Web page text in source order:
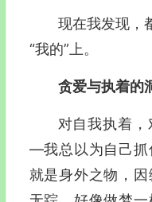
现在我发现，
“我的”上。
贪爱与执着的
对自我执着
―我总以为自己抓
就是身外之物，